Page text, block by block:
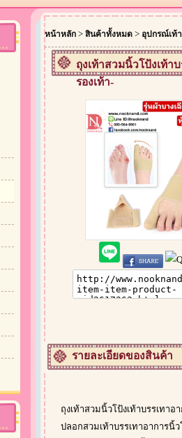
หน้าหลัก > สินค้าทั้งหมด > อุปกรณ์เท้
ถุงเท้าสวมนิ้วโป้งเท้า
รองเท้า-
รายละเอียดของสินค้า
ถุงเท้าสวมนิ้วโป้งเท้าบรรเทาอ
ปลอกสวมเท้าบรรเทาอาการนิ้ว